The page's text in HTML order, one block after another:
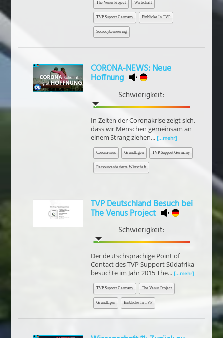
The Venus Project Wirtschaft
TVP Support Germany Einblicke In TVP
Sociocyberneering
CORONA-NEWS: Neue
Hoffnung
Schwierigkeit:
In Zeiten der Coronakrise zeigt sich,
dass wir Menschen gemeinsam an
einem Strang ziehen... [...mehr]
Coronavirus Grundlagen TVP Support Germany
Ressourcenbasierte Wirtschaft
TVP Deutschland Besuch bei
The Venus Project
Schwierigkeit:
Der deutschsprachige Point of
Contact des TVP Support Südafrika
besuchte im Jahr 2015 The... [...mehr]
TVP Support Germany The Venus Project
Grundlagen Einblicke In TVP